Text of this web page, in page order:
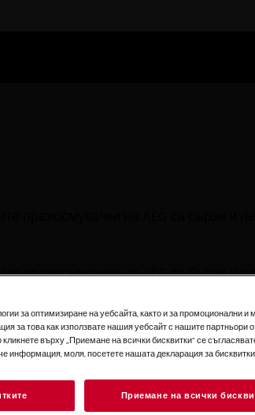
прахосмукачки на AEG са бързи и
за оптимизиране на уебсайта, както и за промоционални и
за това как използвате нашия уебсайт с нашите партньори
върху „Приемане на всички бисквитки“ се
информация, моля, посетете нашата декларация за бисквитки.
Приемане на всички